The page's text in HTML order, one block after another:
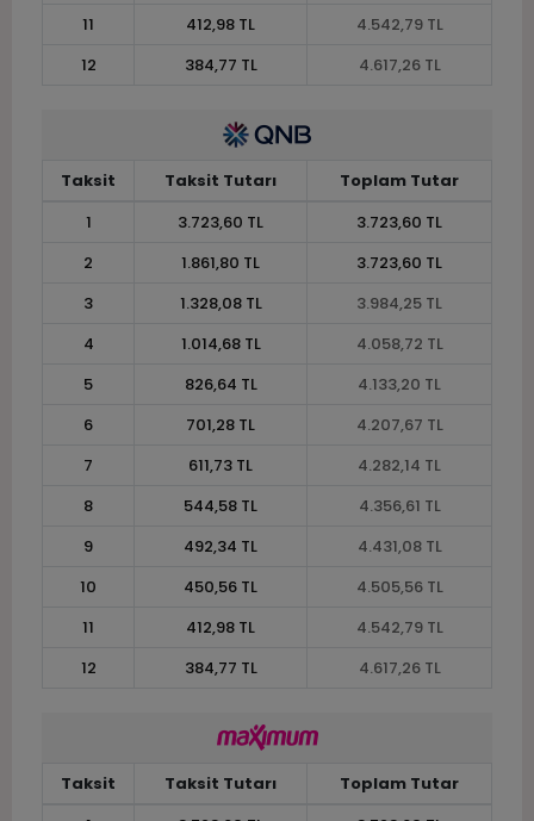
11
412,98 TL
4.542,79 TL
12
384,77 TL 4.617,26 TL
Taksit Taksit Tutarı
Toplam Tutar
1
3.723,60 TL
3.723,60 TL
2
1.861,80 TL
3.723,60 TL
3
1.328,08 TL
3.984,25 TL
4
1.014,68 TL
4.058,72 TL
5
826,64 TL
4.133,20 TL
6
701,28 TL
4.207,67 TL
7
611,73 TL
4.282,14 TL
8
544,58 TL
4.356,61 TL
9
492,34 TL
4.431,08 TL
10
450,56 TL
4.505,56 TL
11
412,98 TL
4.542,79 TL
12
384,77 TL 4.617,26 TL
Taksit Taksit Tutarı
Toplam Tutar